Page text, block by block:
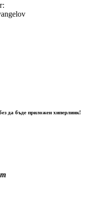
да бъде приложен хиперлинк!